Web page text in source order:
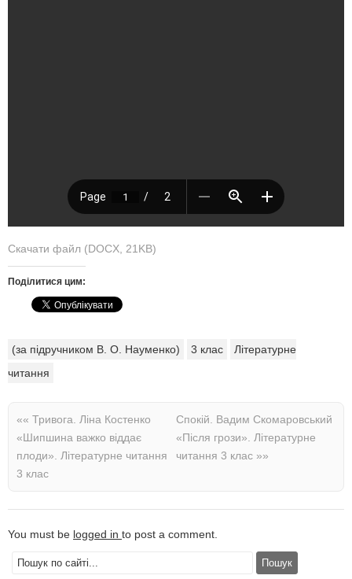
Скачати файл (DOCX, 21KB)
Поділитися цим:
(за підручником В. О. Науменко) 3 клас
Літературне
читання
«« Тривога. Ліна Костенко
«Шипшина важко віддає
плоди». Літературне читання
3 клас
Спокій. Вадим Скомаровський
«Після грози». Літературне
читання 3 клас »»
You must be logged in to post a comment.